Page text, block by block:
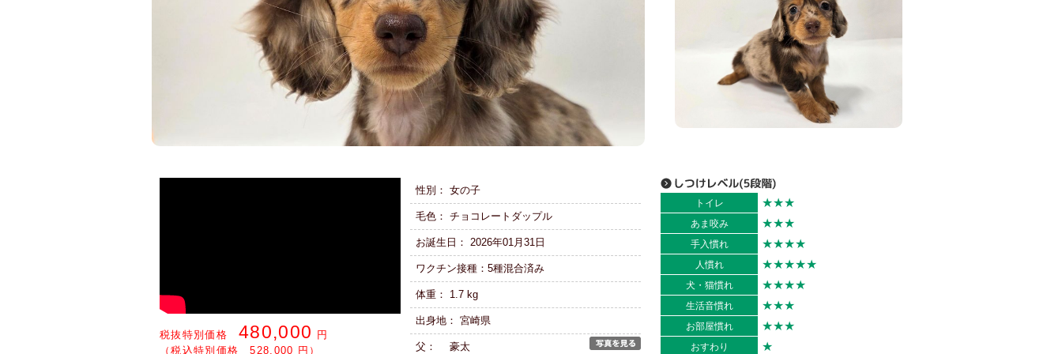
税抜特別価格480,000
円
（税込特別価格 528,000 円）
性別： 女の子
毛色： チョコレートダップル
お誕生日： 2026年01月31日
ワクチン接種：5種混合済み
体重： 1.7 kg
出身地： 宮崎県
父： 豪太
トイレ ★★★
あま咬み ★★★
手入慣れ ★★★★
人慣れ ★★★★★
犬・猫慣れ ★★★★
生活音慣れ ★★★
お部屋慣れ ★★★
おすわり ★